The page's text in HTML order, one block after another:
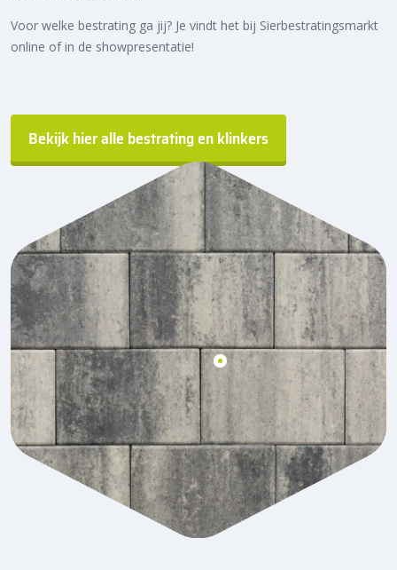
Voor welke bestrating ga jij? Je vindt het bij Sierbestratingsmarkt
online of in de showpresentatie!
Bekijk hier alle bestrating en klinkers